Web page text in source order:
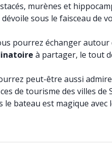
murènes et
dévoile sous le faisceau de
pourrez échanger autour
à partager, le tout
peut-être aussi
de tourisme des villes de
le bateau est magique avec